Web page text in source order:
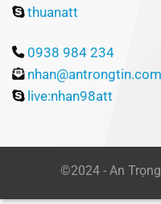
thuanatt
0938 984 234
nhan@antrongtin.com
live:nhan98att
©2024 - An